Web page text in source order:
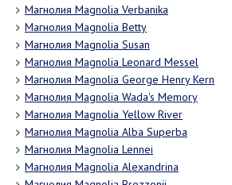
Магнолия Magnolia Verbanika
Магнолия Magnolia Betty
Магнолия Magnolia Susan
Магнолия Magnolia Leonard Messel
Магнолия Magnolia George Henry Kern
Магнолия Magnolia Wada's Memory
Магнолия Magnolia Yellow River
Магнолия Magnolia Alba Superba
Магнолия Magnolia Lennei
Магнолия Magnolia Alexandrina